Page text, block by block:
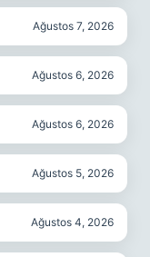
Ağustos 7, 2026
Ağustos 6, 2026
Ağustos 6, 2026
Ağustos 5, 2026
Ağustos 4, 2026